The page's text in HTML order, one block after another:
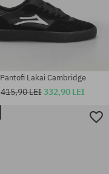
Pantofi Lakai Cambridge
415,90 LEI332,90 LEI